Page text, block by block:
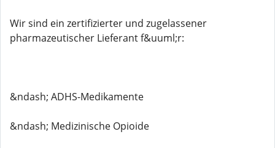
Wir sind ein zertifizierter und zugelassener
pharmazeutischer Lieferant f&uuml;r:
&ndash; ADHS-Medikamente
&ndash; Medizinische Opioide